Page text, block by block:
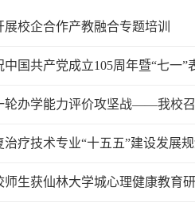
校企合作产教融合专题培训
中国共产党成立105周年暨“七一”
轮办学能力评价攻坚战——我校
治疗技术专业“十五五”建设发展
师生获仙林大学城心理健康教育